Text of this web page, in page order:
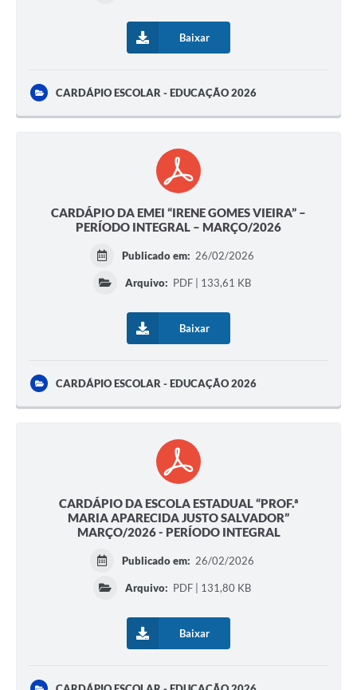
Baixar
CARDÁPIO ESCOLAR - EDUCAÇÃO 2026
CARDÁPIO DA EMEI “IRENE GOMES VIEIRA” –
PERÍODO INTEGRAL – MARÇO/2026
Publicado em: 26/02/2026
Arquivo: PDF | 133,61 KB
Baixar
CARDÁPIO ESCOLAR - EDUCAÇÃO 2026
CARDÁPIO DA ESCOLA ESTADUAL “PROF.ª
MARIA APARECIDA JUSTO SALVADOR”
MARÇO/2026 - PERÍODO INTEGRAL
Publicado em: 26/02/2026
Arquivo: PDF | 131,80 KB
Baixar